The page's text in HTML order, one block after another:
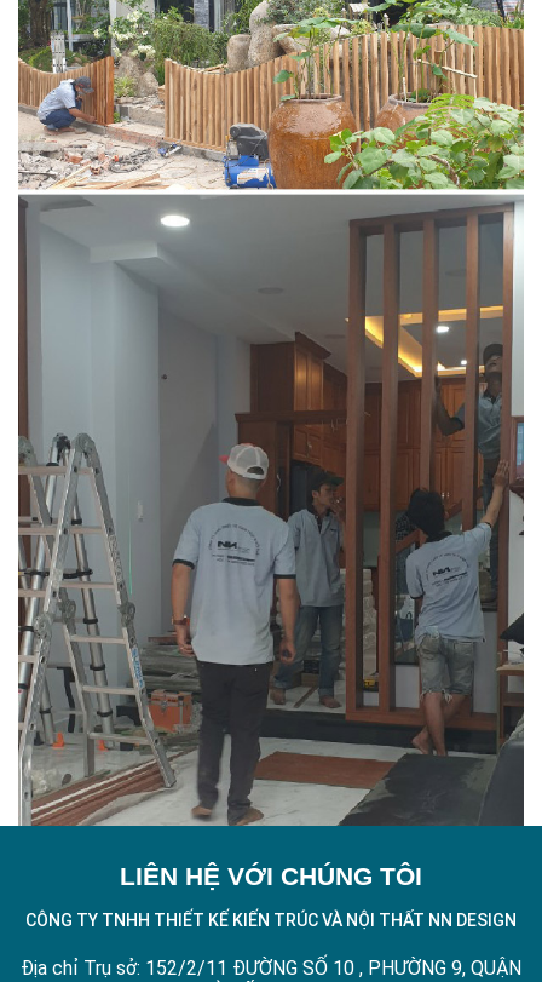
LIÊN HỆ VỚI CHÚNG TÔI
CÔNG TY TNHH THIẾT KẾ KIẾN TRÚC VÀ NỘI THẤT NN DESIGN
Địa chỉ Trụ sở: 152/2/11 ĐƯỜNG SỐ 10 , PHƯỜNG 9, QUẬN